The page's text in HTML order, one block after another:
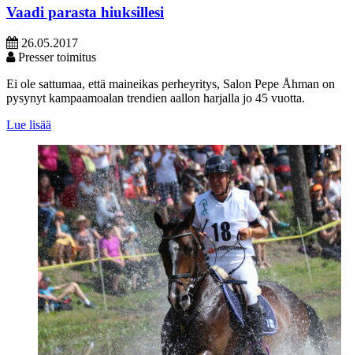
Vaadi parasta hiuksillesi
26.05.2017
Presser toimitus
Ei ole sattumaa, että maineikas perheyritys, Salon Pepe Åhman on
pysynyt kampaamoalan trendien aallon harjalla jo 45 vuotta.
Lue lisää